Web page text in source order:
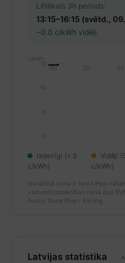
Lētākais 3h periods:
13:15–16:15 (svētd.,
~0.0 c/kWh vidēji
c/kWh
0
5
10
15
16:00 20:00
Izdevīgi (< 5
c/kWh)
Vidēji
c/kWh)
Norādītā cena ir Nord Pool
vairumtirdzniecības cena bez
Avots: Nord Pool / Elering
Latvijas statistika